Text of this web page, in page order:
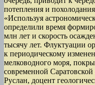
потепления и
«Используя
определили время
млн лет и скорость
тысячу лет. Флуктуации
к периодическому
мелководного моря,
современной
Руслан, доцент